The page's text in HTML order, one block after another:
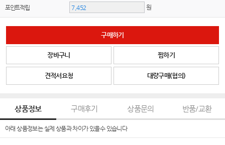
포인트적립 원
구매하기
장바구니 찜하기
견적서요청 대량구매(협의)
상품정보 구매후기 상품문의 반품/교환
아래 상품정보는 실제 상품과 차이가 있을수 있습니다